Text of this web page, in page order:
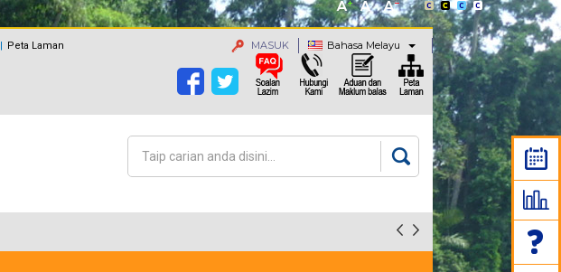
Peta Laman MASUK Bahasa Melayu
Borang carian
Carian